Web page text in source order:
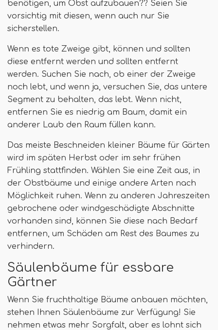
benötigen, um Obst aufzubauen?? Seien Sie
vorsichtig mit diesen, wenn auch nur Sie
sicherstellen.
Wenn es tote Zweige gibt, können und sollten
diese entfernt werden und sollten entfernt
werden. Suchen Sie nach, ob einer der Zweige
noch lebt, und wenn ja, versuchen Sie, das untere
Segment zu behalten, das lebt. Wenn nicht,
entfernen Sie es niedrig am Baum, damit ein
anderer Laub den Raum füllen kann.
Das meiste Beschneiden kleiner Bäume für Gärten
wird im späten Herbst oder im sehr frühen
Frühling stattfinden. Wählen Sie eine Zeit aus, in
der Obstbäume und einige andere Arten nach
Möglichkeit ruhen. Wenn zu anderen Jahreszeiten
gebrochene oder windgeschädigte Abschnitte
vorhanden sind, können Sie diese nach Bedarf
entfernen, um Schäden am Rest des Baumes zu
verhindern.
Säulenbäume für essbare
Gärtner
Wenn Sie fruchthaltige Bäume anbauen möchten,
stehen Ihnen Säulenbäume zur Verfügung! Sie
nehmen etwas mehr Sorgfalt, aber es lohnt sich